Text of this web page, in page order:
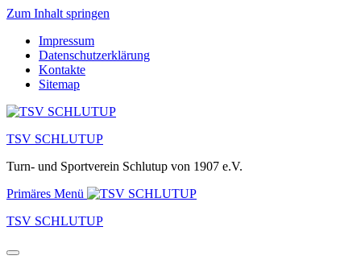
Zum Inhalt springen
Impressum
Datenschutzerklärung
Kontakte
Sitemap
TSV SCHLUTUP
Turn- und Sportverein Schlutup von 1907 e.V.
Primäres Menü
TSV SCHLUTUP